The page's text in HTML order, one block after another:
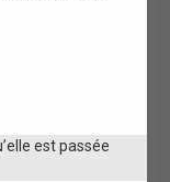
est passée